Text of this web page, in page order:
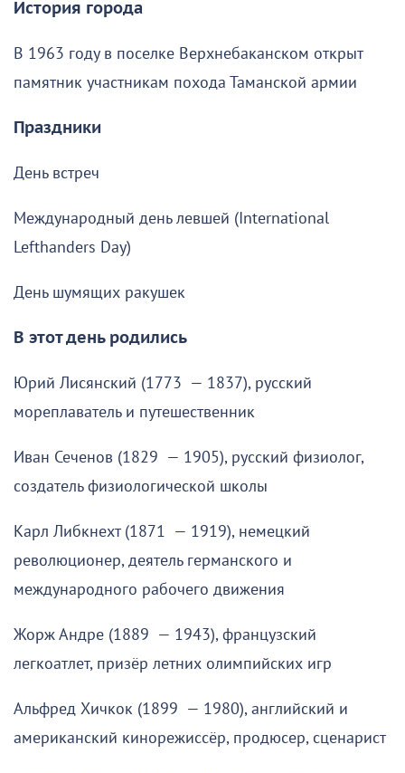
История города
В 1963 году в поселке Верхнебаканском открыт
памятник участникам похода Таманской армии
Праздники
День встреч
Международный день левшей (International
Lefthanders Day)
День шумящих ракушек
В этот день родились
Юрий Лисянский (1773 — 1837), русский
мореплаватель и путешественник
Иван Сеченов (1829 — 1905), русский физиолог,
создатель физиологической школы
Карл Либкнехт (1871 — 1919), немецкий
революционер, деятель германского и
международного рабочего движения
Жорж Андре (1889 — 1943), французский
легкоатлет, призёр летних олимпийских игр
Альфред Хичкок (1899 — 1980), английский и
американский кинорежиссёр, продюсер, сценарист